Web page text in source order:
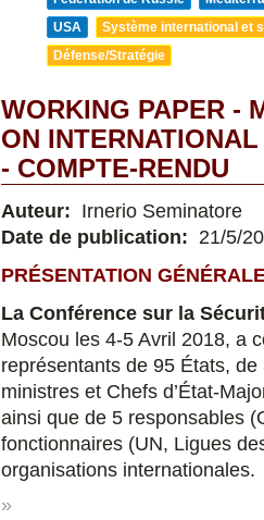
USA
Système international et
Défense/Stratégie
WORKING PAPER -
ON
- COMPTE-RENDU
Auteur: Irnerio Seminatore
Date de publication: 21/5/
PRÉSENTATION
La Conférence sur la
Moscou les 4-5 Avril 2018, a
représentants de 95 États,
ministres et Chefs d’État-
ainsi que de 5 responsables
fonctionnaires (UN, Ligues
organisations internationales.
»